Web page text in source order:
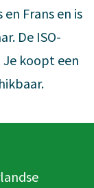
Frans en is
De ISO-
koopt een